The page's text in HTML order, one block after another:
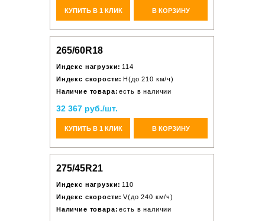
КУПИТЬ В 1 КЛИК В КОРЗИНУ
265/60R18
Индекс нагрузки: 114
Индекс скорости: H(до 210 км/ч)
Наличие товара: есть в наличии
32 367 руб./шт.
КУПИТЬ В 1 КЛИК В КОРЗИНУ
275/45R21
Индекс нагрузки: 110
Индекс скорости: V(до 240 км/ч)
Наличие товара: есть в наличии